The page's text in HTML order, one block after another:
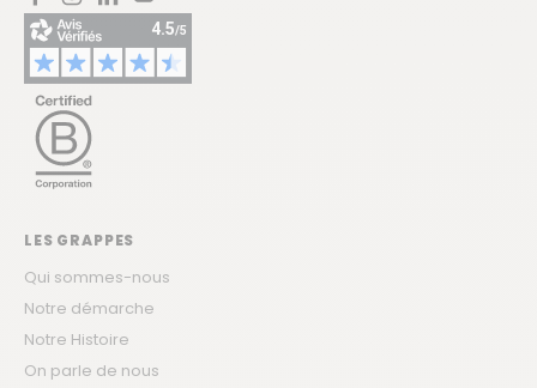
LES GRAPPES
Qui sommes-nous
Notre démarche
Notre Histoire
On parle de nous